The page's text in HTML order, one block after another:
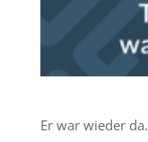
Er war wieder da.